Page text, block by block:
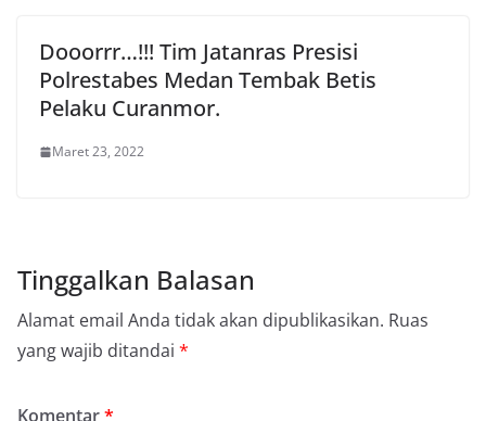
Dooorrr…!!! Tim Jatanras Presisi
Polrestabes Medan Tembak Betis
Pelaku Curanmor.
Maret 23, 2022
Tinggalkan Balasan
Alamat email Anda tidak akan dipublikasikan. Ruas
yang wajib ditandai *
Komentar*